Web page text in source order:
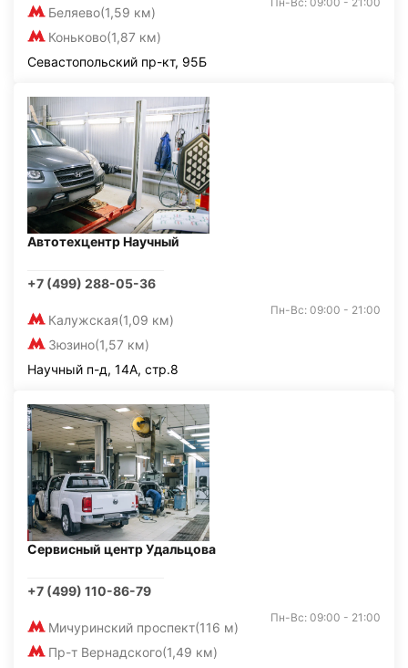
Беляево(1,59 км)
Коньково(1,87 км)
Севастопольский пр-кт, 95Б
Автотехцентр Научный
+7 (499) 288-05-36
Калужская(1,09 км)
Зюзино(1,57 км)
Пн-Вс: 09:00 - 21:00
Научный п-д, 14А, стр.8
Сервисный центр Удальцова
+7 (499) 110-86-79
Мичуринский проспект(116 м)
Пр-т Вернадского(1,49 км)
Пн-Вс: 09:00 - 21:00